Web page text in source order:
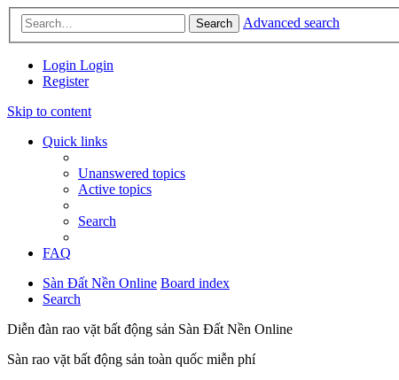
Search Advanced search
Login Login
Register
Skip to content
Quick links
Unanswered topics
Active topics
Search
FAQ
Sàn Đất Nền Online Board index
Search
Diễn đàn rao vặt bất động sản Sàn Đất Nền Online
Sàn rao vặt bất động sản toàn quốc miễn phí